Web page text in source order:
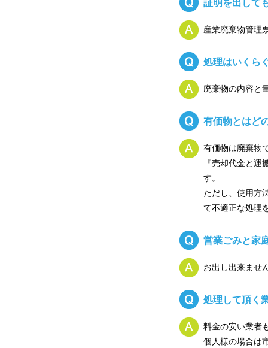
産業廃棄物管理
処理はいくら
廃棄物の内容と
有価物とはど
有価物は廃棄物
『売却代金と
す。
ただし、使用方
て不適正な処理
営業ごみと家
お出し出来ませ
処理して頂く
料金の安い業者
個人様の場合は